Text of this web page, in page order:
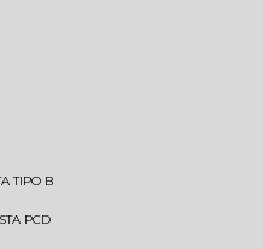
TIPO B
PCD